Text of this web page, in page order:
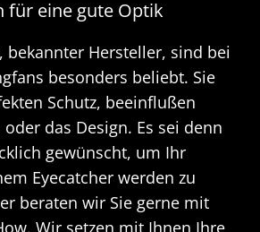
für eine gute Optik
Hersteller, sind bei
besonders beliebt. Sie
Schutz, beeinflußen
das Design. Es sei denn
gewünscht, um Ihr
Eyecatcher werden zu
beraten wir Sie gerne mit